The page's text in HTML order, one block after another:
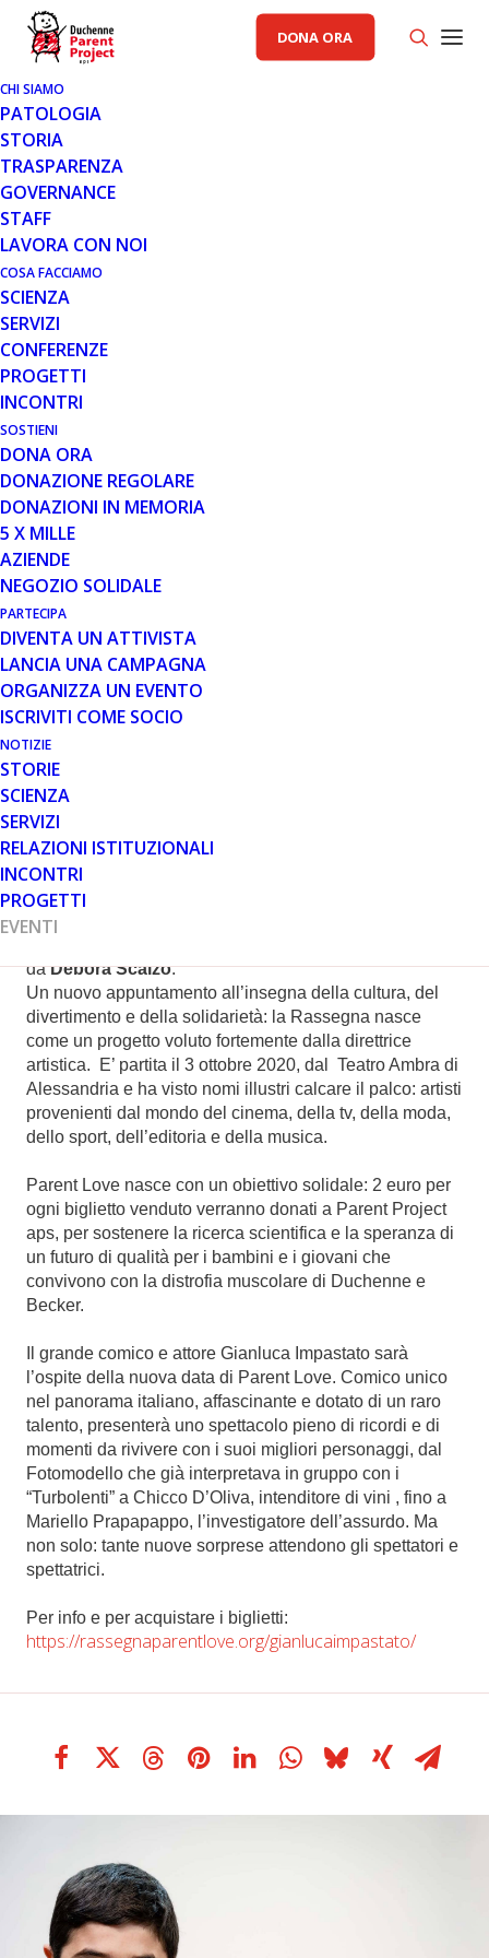
DONA ORA
CHI SIAMO
PATOLOGIA
STORIA
TRASPARENZA
GOVERNANCE
STAFF
LAVORA CON NOI
COSA FACCIAMO
SCIENZA
SERVIZI
CONFERENZE
PROGETTI
INCONTRI
SOSTIENI
DONA ORA
DONAZIONE REGOLARE
DONAZIONI IN MEMORIA
5 X MILLE
AZIENDE
NEGOZIO SOLIDALE
PARTECIPA
DIVENTA UN ATTIVISTA
LANCIA UNA CAMPAGNA
ORGANIZZA UN EVENTO
ISCRIVITI COME SOCIO
NOTIZIE
STORIE
SCIENZA
SERVIZI
RELAZIONI ISTITUZIONALI
INCONTRI
PROGETTI
EVENTI
EVENTI
15 MAG 2024
RASSEGNA PARENT LOVE:
RINVIATA LA DATA CON
GIANLUCA IMPASTATO
Attenzione: la data del nuovo spettacolo,
annunciata per il 28 maggio, slitta a giovedì 10
ottobre nella stessa location.
Tornerà in scena giovedì 10 ottobre, questa volta sul
palco del Cinema Sala Ratti di Legnano, la
daDebora Scalzo.
Un nuovo appuntamento all’insegna della cultura, del
divertimento e della solidarietà: la Rassegna nasce
come un progetto voluto fortemente dalla direttrice
artistica. E’ partita il 3 ottobre 2020, dal Teatro Ambra di
Alessandria e ha visto nomi illustri calcare il palco: artisti
provenienti dal mondo del cinema, della tv, della moda,
dello sport, dell’editoria e della musica.
Parent Love nasce con un obiettivo solidale: 2 euro per
ogni biglietto venduto verranno donati a Parent Project
aps, per sostenere la ricerca scientifica e la speranza di
un futuro di qualità per i bambini e i giovani che
convivono con la distrofia muscolare di Duchenne e
Becker.
Il grande comico e attore Gianluca Impastato sarà
l’ospite della nuova data di Parent Love. Comico unico
nel panorama italiano, affascinante e dotato di un raro
talento, presenterà uno spettacolo pieno di ricordi e di
momenti da rivivere con i suoi migliori personaggi, dal
Fotomodello che già interpretava in gruppo con i
“Turbolenti” a Chicco D’Oliva, intenditore di vini , fino a
Mariello Prapapappo, l’investigatore dell’assurdo. Ma
non solo: tante nuove sorprese attendono gli spettatori e
spettatrici.
Per info e per acquistare i biglietti:
https://rassegnaparentlove.org/gianlucaimpastato/